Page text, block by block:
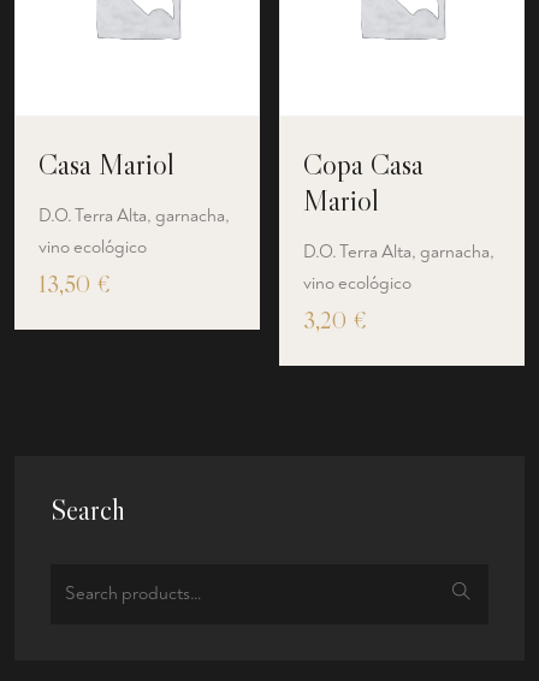
Casa Mariol
D.O. Terra Alta, garnacha,
vino ecológico
13,50 €
Copa Casa
Mariol
D.O. Terra Alta, garnacha,
vino ecológico
3,20 €
Search